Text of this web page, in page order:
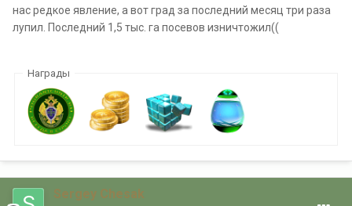
нас редкое явление, а вот град за последний месяц три раза
лупил. Последний 1,5 тыс. га посевов изничтожил((
Награды
Sergey Chesak